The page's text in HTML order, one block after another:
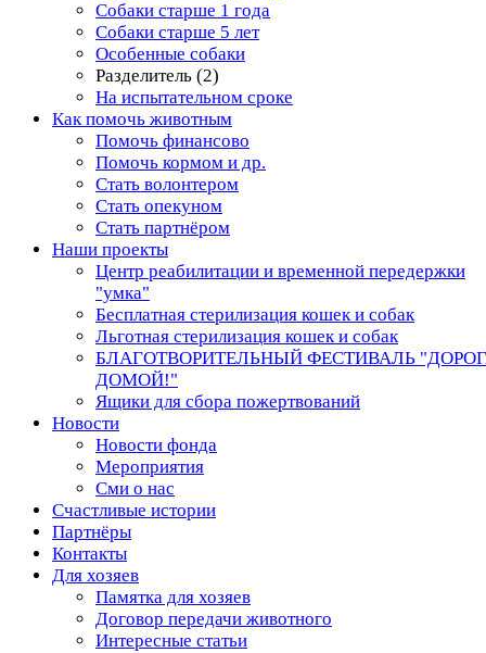
Собаки старше 1 года
Собаки старше 5 лет
Особенные собаки
Разделитель (2)
На испытательном сроке
Как помочь животным
Помочь финансово
Помочь кормом и др.
Стать волонтером
Стать опекуном
Стать партнёром
Наши проекты
Центр реабилитации и временной передержки
"умка"
Бесплатная стерилизация кошек и собак
Льготная стерилизация кошек и собак
БЛАГОТВОРИТЕЛЬНЫЙ ФЕСТИВАЛЬ
ДОМОЙ!"
Ящики для сбора пожертвований
Новости
Новости фонда
Мероприятия
Сми о нас
Счастливые истории
Партнёры
Контакты
Для хозяев
Памятка для хозяев
Договор передачи животного
Интересные статьи